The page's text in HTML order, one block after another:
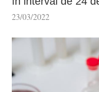
23/03/2022